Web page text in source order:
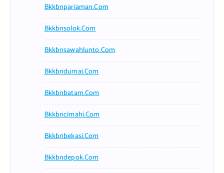
Bkkbnpariaman.com
Bkkbnsolok.com
Bkkbnsawahlunto.com
Bkkbndumai.com
Bkkbnbatam.com
Bkkbncimahi.com
Bkkbnbekasi.com
Bkkbndepok.com